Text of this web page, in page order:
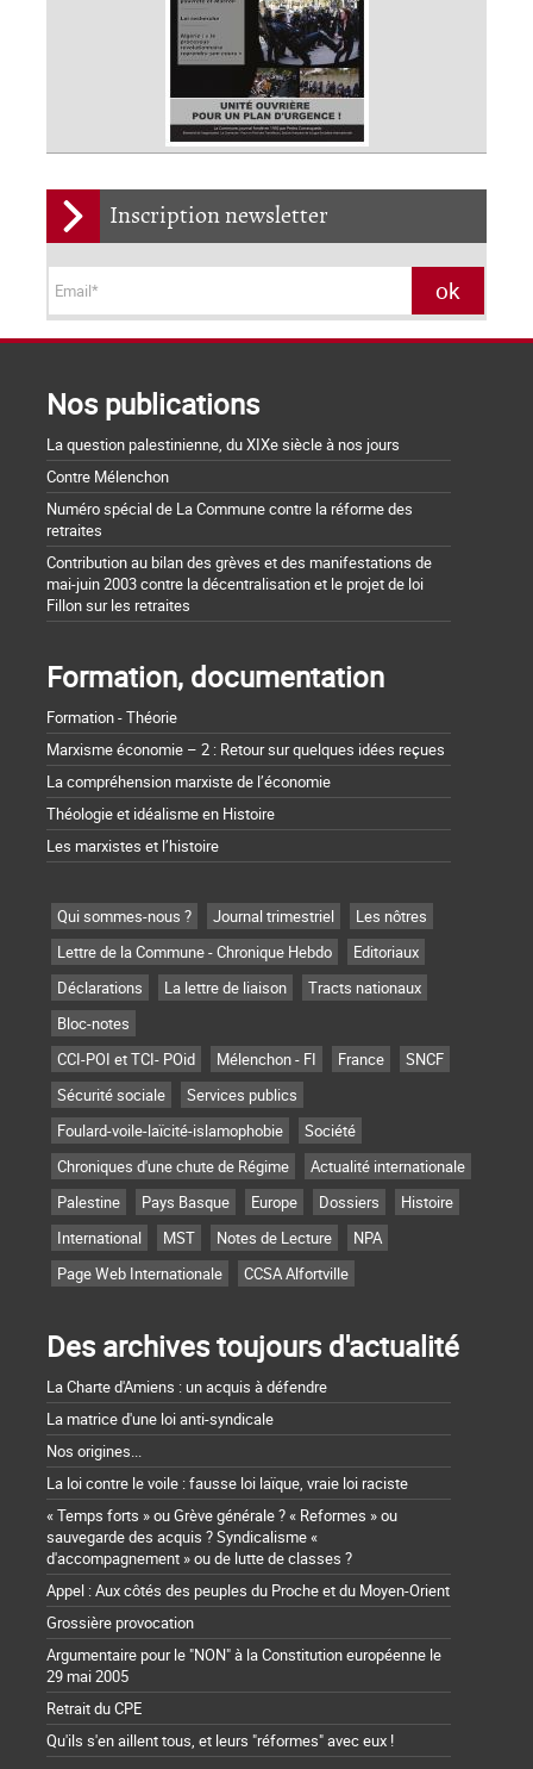
Inscription newsletter
Nos publications
La question palestinienne, du XIXe siècle à nos jours
Contre Mélenchon
Numéro spécial de La Commune contre la réforme des
retraites
Contribution au bilan des grèves et des manifestations de
mai-juin 2003 contre la décentralisation et le projet de loi
Fillon sur les retraites
Formation, documentation
Formation - Théorie
Marxisme économie – 2 : Retour sur quelques idées reçues
La compréhension marxiste de l’économie
Théologie et idéalisme en Histoire
Les marxistes et l’histoire
Qui sommes-nous ? Journal trimestriel
Les nôtres
Lettre de la Commune - Chronique Hebdo
Editoriaux
Déclarations
La lettre de liaison
Tracts nationaux
Bloc-notes
CCI-POI et TCI- POid
Mélenchon - FI France
SNCF
Sécurité sociale
Services publics
Foulard-voile-laïcité-islamophobie
Société
Chroniques d'une chute de Régime
Actualité internationale
Palestine
Pays Basque Europe Dossiers
Histoire
International
MST Notes de Lecture
NPA
Page Web Internationale
CCSA Alfortville
Des archives toujours d'actualité
La Charte d'Amiens : un acquis à défendre
La matrice d'une loi anti-syndicale
Nos origines...
La loi contre le voile : fausse loi laïque, vraie loi raciste
« Temps forts » ou Grève générale ? « Reformes » ou
sauvegarde des acquis ? Syndicalisme «
d'accompagnement » ou de lutte de classes ?
Appel : Aux côtés des peuples du Proche et du Moyen-Orient
Grossière provocation
Argumentaire pour le "NON" à la Constitution européenne le
29 mai 2005
Retrait du CPE
Qu'ils s'en aillent tous, et leurs "réformes" avec eux !